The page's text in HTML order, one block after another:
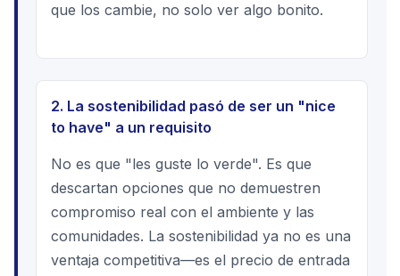
que los cambie, no solo ver algo bonito.
2. La sostenibilidad pasó de ser un "nice
to have" a un requisito
No es que "les guste lo verde". Es que
descartan opciones que no demuestren
compromiso real con el ambiente y las
comunidades. La sostenibilidad ya no es una
ventaja competitiva—es el precio de entrada